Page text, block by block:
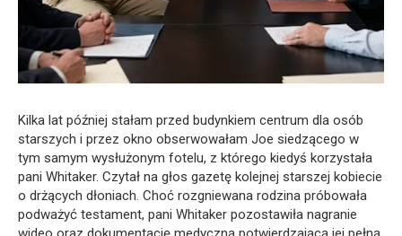
Kilka lat później stałam przed budynkiem centrum dla osób
starszych i przez okno obserwowałam Joe siedzącego w
tym samym wysłużonym fotelu, z którego kiedyś korzystała
pani Whitaker. Czytał na głos gazetę kolejnej starszej kobiecie
o drżących dłoniach. Choć rozgniewana rodzina próbowała
podważyć testament, pani Whitaker pozostawiła nagranie